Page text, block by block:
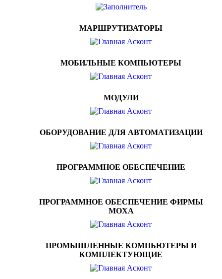
МАРШРУТИЗАТОРЫ
МОБИЛЬНЫЕ КОМПЬЮТЕРЫ
МОДУЛИ
ОБОРУДОВАНИЕ ДЛЯ АВТОМАТИЗАЦИИ
ПРОГРАММНОЕ ОБЕСПЕЧЕНИЕ
ПРОГРАММНОЕ ОБЕСПЕЧЕНИЕ ФИРМЫ
MOXA
ПРОМЫШЛЕННЫЕ КОМПЬЮТЕРЫ И
КОМПЛЕКТУЮЩИЕ